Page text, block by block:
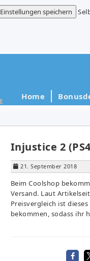
Einstellungen speichern
Home
Injustice 2
21. September 2018
Beim Coolshop
Versand. Laut
Preisvergleich ist
bekommen, sodass ihr